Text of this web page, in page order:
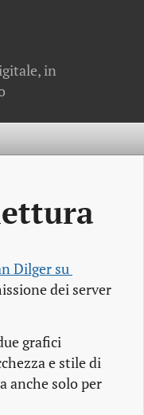
in
Dilger su
dei server
grafici
e stile di
anche solo per